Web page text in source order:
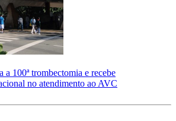
100ª trombectomia e recebe
no atendimento ao AVC